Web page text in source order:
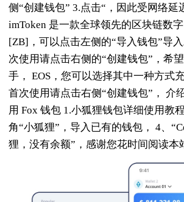
侧“创建钱包” 3.点击“，因此受网络延
imToken 是一款全球领先的区块链数
[ZB]，可以点击左侧的“导入钱包”导
次使用请点击右侧的“创建钱包”，希
手， EOS，您可以选择其中一种方式
首次使用请点击右侧“创建钱包”， 介
用 Fox 钱包 1.小狐狸钱包详细使用教
角“小狐狸”，导入已有的钱包， 4、
狸，没有余额”，感谢您花时间阅读本